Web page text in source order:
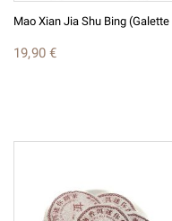
19,90 €